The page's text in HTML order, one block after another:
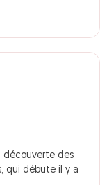
ans
découverte des
qui débute il y a